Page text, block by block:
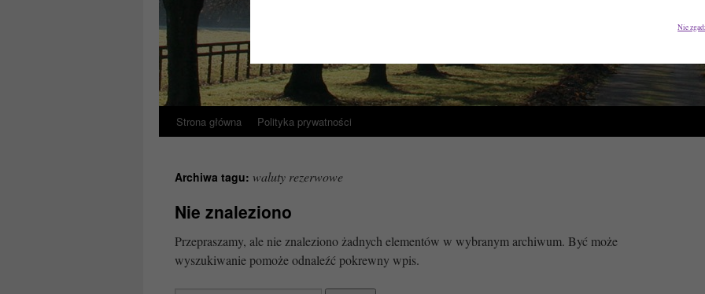
Nie
Przejdź
treści
Strona główna Polityka prywatności
Archiwa tagu: waluty rezerwowe
Nie znaleziono
Przepraszamy, ale nie znaleziono żadnych elementów w wybranym archiwum. Być może
wyszukiwanie pomoże odnaleźć pokrewny wpis.